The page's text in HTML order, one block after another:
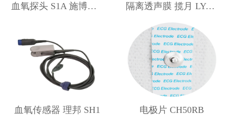
血氧探头 S1A 施博瑞科 隔离透声膜 揽月 LY-1121
血氧传感器 理邦 SH1 电极片 CH50RB